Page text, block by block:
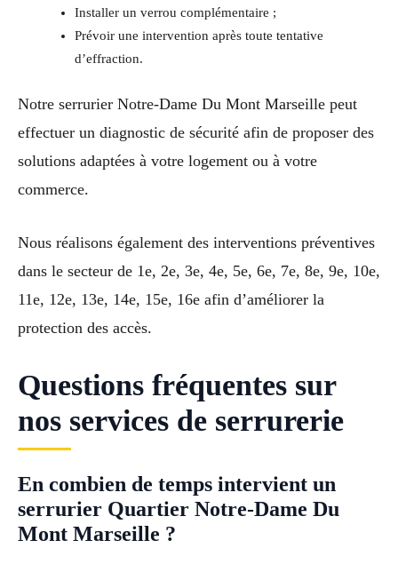
Installer un verrou complémentaire ;
Prévoir une intervention après toute tentative
d’effraction.
Notre serrurier Notre-Dame Du Mont Marseille peut
effectuer un diagnostic de sécurité afin de proposer des
solutions adaptées à votre logement ou à votre
commerce.
Nous réalisons également des interventions préventives
dans le secteur de 1e, 2e, 3e, 4e, 5e, 6e, 7e, 8e, 9e, 10e,
11e, 12e, 13e, 14e, 15e, 16e afin d’améliorer la
protection des accès.
Questions fréquentes sur
nos services de serrurerie
En combien de temps intervient un
serrurier Quartier Notre-Dame Du
Mont Marseille ?